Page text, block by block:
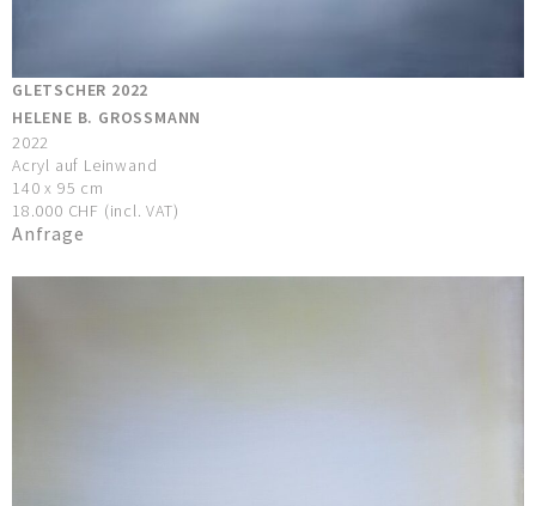
GLETSCHER 2022
HELENE B. GROSSMANN
2022
Acryl auf Leinwand
140 x 95 cm
18.000 CHF (incl. VAT)
Anfrage